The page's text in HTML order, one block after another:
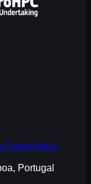
Engenharia
Portugal